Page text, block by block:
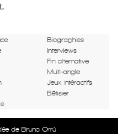
Biographies
Interviews
Fin alternative
Multi-angle
Jeux intéractifs
Bêtisier
de Bruno Orrú